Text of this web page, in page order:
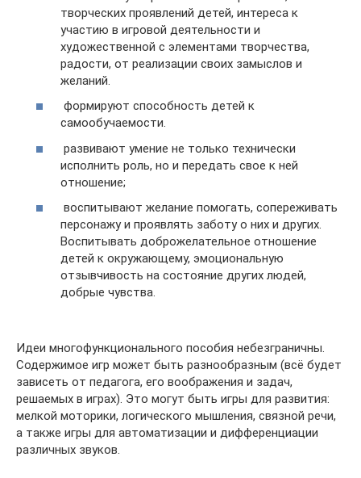
творческих проявлений детей, интереса к
участию в игровой деятельности и
художественной с элементами творчества,
радости, от реализации своих замыслов и
желаний.
формируют способность детей к
самообучаемости.
развивают умение не только технически
исполнить роль, но и передать свое к ней
отношение;
воспитывают желание помогать, сопереживать
персонажу и проявлять заботу о них и других.
Воспитывать доброжелательное отношение
детей к окружающему, эмоциональную
отзывчивость на состояние других людей,
добрые чувства.
Идеи многофункционального пособия небезграничны.
Содержимое игр может быть разнообразным (всё будет
зависеть от педагога, его воображения и задач,
решаемых в играх). Это могут быть игры для развития:
мелкой моторики, логического мышления, связной речи,
а также игры для автоматизации и дифференциации
различных звуков.